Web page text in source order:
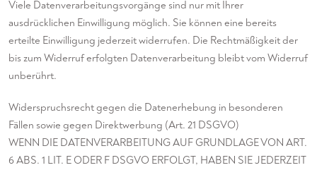
Viele Datenverarbeitungsvorgänge sind nur mit Ihrer
ausdrücklichen Einwilligung möglich. Sie können eine bereits
erteilte Einwilligung jederzeit widerrufen. Die Rechtmäßigkeit der
bis zum Widerruf erfolgten Datenverarbeitung bleibt vom Widerruf
unberührt.
Widerspruchsrecht gegen die Datenerhebung in besonderen
Fällen sowie gegen Direktwerbung (Art. 21 DSGVO)
WENN DIE DATENVERARBEITUNG AUF GRUNDLAGE VON ART.
6 ABS. 1 LIT. E ODER F DSGVO ERFOLGT, HABEN SIE JEDERZEIT